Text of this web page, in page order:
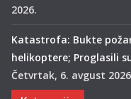
2026.
Katastrofa: Bukte
helikoptere; Proglasili
Četvrtak, 6. avgust